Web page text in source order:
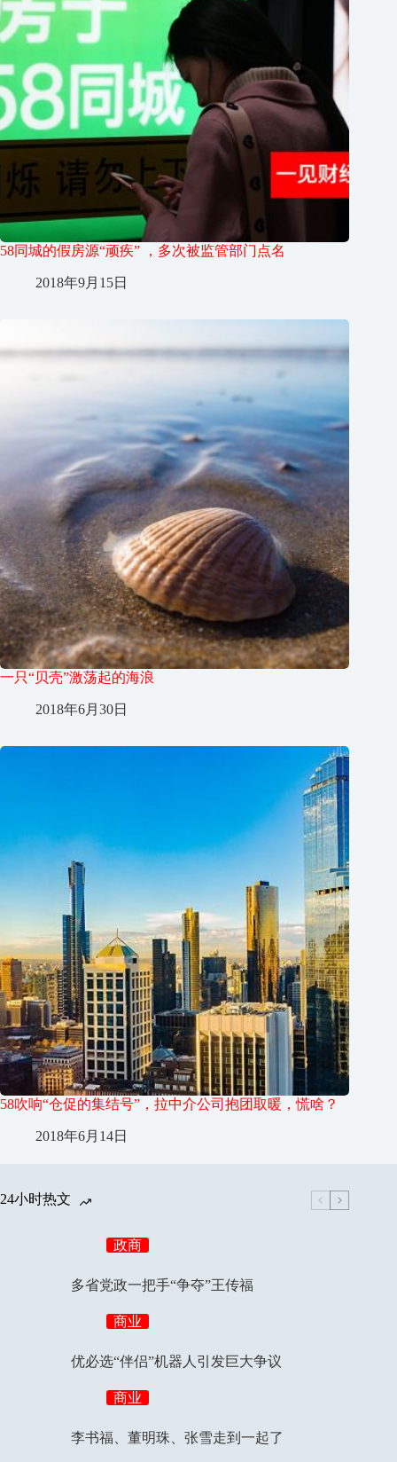
58同城的假房源“顽疾” ，多次被监管部门点名
2018年9月15日
一只“贝壳”激荡起的海浪
2018年6月30日
58吹响“仓促的集结号”，拉中介公司抱团取暖，慌啥？
2018年6月14日
24小时热文
政商
多省党政一把手“争夺”王传福
商业
优必选“伴侣”机器人引发巨大争议
商业
李书福、董明珠、张雪走到一起了